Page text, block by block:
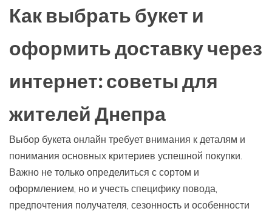
Как выбрать букет и
оформить доставку через
интернет: советы для
жителей Днепра
Выбор букета онлайн требует внимания к деталям и
понимания основных критериев успешной покупки.
Важно не только определиться с сортом и
оформлением, но и учесть специфику повода,
предпочтения получателя, сезонность и особенности